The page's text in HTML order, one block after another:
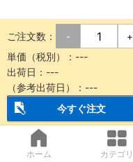
ご注文数： - +
単価（税別）： ---
出荷日： ---
（参考出荷日）： ---
今すぐ注文
ホーム カテゴリ